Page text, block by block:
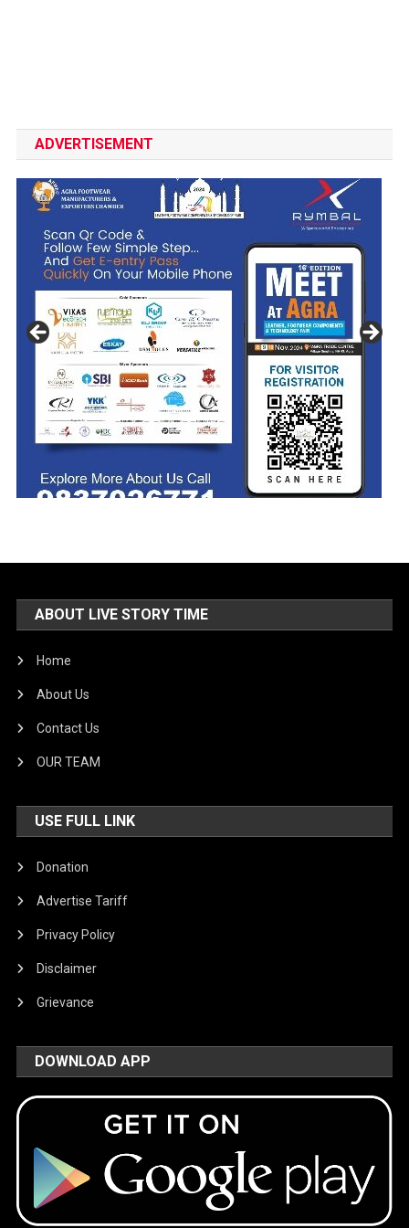
ADVERTISEMENT
ABOUT LIVE STORY TIME
Home
About Us
Contact Us
OUR TEAM
USE FULL LINK
Donation
Advertise Tariff
Privacy Policy
Disclaimer
Grievance
DOWNLOAD APP